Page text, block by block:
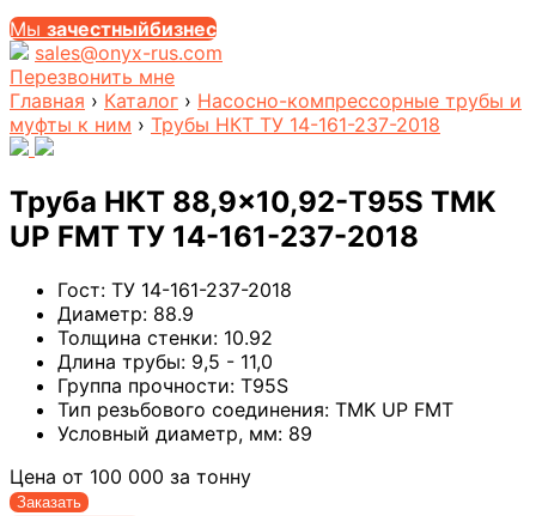
Мы зачестныйбизнес
sales@onyx-rus.com
Перезвонить мне
Главная › Каталог › Насосно-компрессорные трубы и
муфты к ним › Трубы НКТ ТУ 14-161-237-2018
Труба НКТ 88,9×10,92-T95S TMK
UP FMT ТУ 14-161-237-2018
Гост: ТУ 14-161-237-2018
Диаметр: 88.9
Толщина стенки: 10.92
Длина трубы: 9,5 - 11,0
Группа прочности: T95S
Тип резьбового соединения: TMK UP FMT
Условный диаметр, мм: 89
Цена от 100 000 за тонну
Заказать